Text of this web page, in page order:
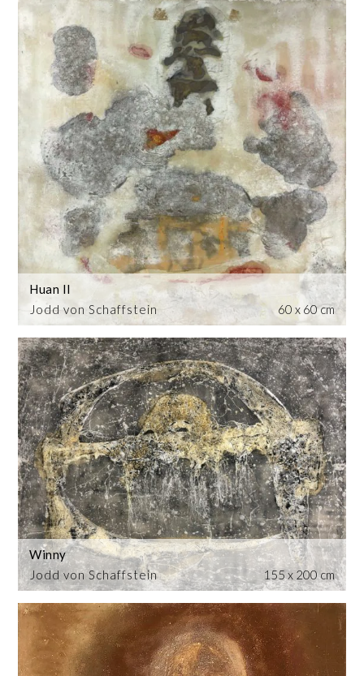
Jodd von Schaffstein
Huan II
60 x 60 cm
Jodd von Schaffstein
Winny
155 x 200 cm